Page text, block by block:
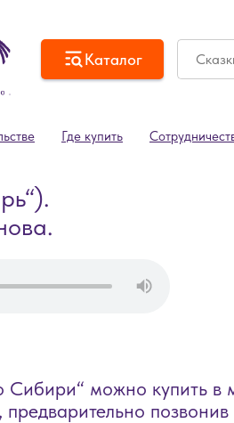
Каталог
Где купить